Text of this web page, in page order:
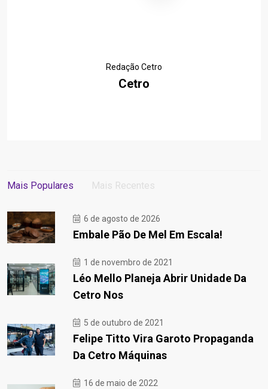
Redação Cetro
Cetro
Mais Populares Mais Recentes
6 de agosto de 2026
Embale Pão De Mel Em Escala!
1 de novembro de 2021
Léo Mello Planeja Abrir Unidade Da
Cetro Nos
5 de outubro de 2021
Felipe Titto Vira Garoto Propaganda
Da Cetro Máquinas
16 de maio de 2022